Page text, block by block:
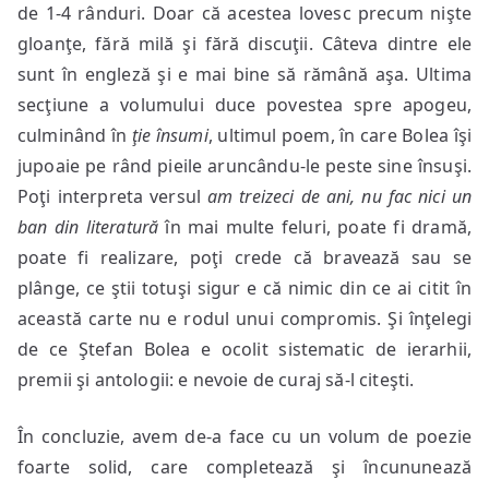
de 1-4 rânduri. Doar că acestea lovesc precum nişte
gloanţe, fără milă şi fără discuţii. Câteva dintre ele
sunt în engleză şi e mai bine să rămână aşa. Ultima
secţiune a volumului duce povestea spre apogeu,
culminând în ţie însumi, ultimul poem, în care Bolea îşi
jupoaie pe rând pieile aruncându-le peste sine însuşi.
Poţi interpreta versulam treizeci de ani, nu fac nici un
ban din literatură în mai multe feluri, poate fi dramă,
poate fi realizare, poţi crede că bravează sau se
plânge, ce ştii totuşi sigur e că nimic din ce ai citit în
această carte nu e rodul unui compromis. Şi înţelegi
de ce Ştefan Bolea e ocolit sistematic de ierarhii,
premii şi antologii: e nevoie de curaj să-l citeşti.
În concluzie, avem de-a face cu un volum de poezie
foarte solid, care completează şi încununează